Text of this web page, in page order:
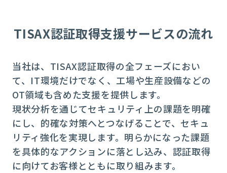
TISAX認証取得支援サービスの流れ
当社は、TISAX認証取得の全フェーズにおい
て、IT環境だけでなく、工場や生産設備などの
OT領域も含めた支援を提供します。
現状分析を通じてセキュリティ上の課題を明確
にし、的確な対策へとつなげることで、セキュ
リティ強化を実現します。明らかになった課題
を具体的なアクションに落とし込み、認証取得
に向けてお客様とともに取り組みます。